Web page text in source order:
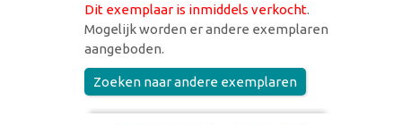
Dit exemplaar is inmiddels verkocht.
Mogelijk worden er andere exemplaren
aangeboden.
Zoeken naar andere exemplaren